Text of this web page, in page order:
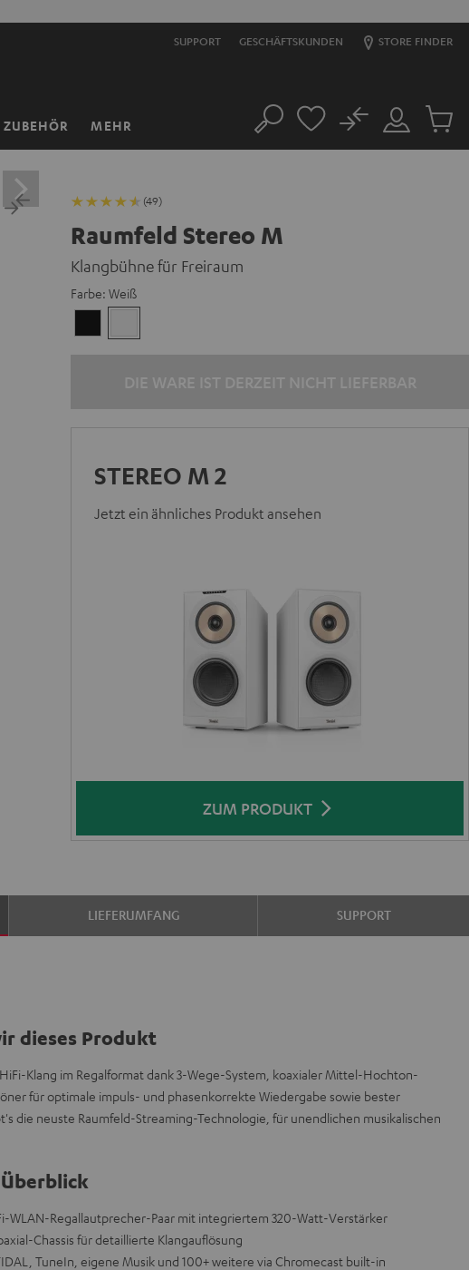
SUPPORT GESCHÄFTSKUNDEN STORE FINDER
ZUBEHÖR MEHR Suche
Mein
Konto
No
Artikel
(49)
Raumfeld Stereo M
Klangbühne für Freiraum
Farbe: Weiß
STEREO M 2
Jetzt ein ähnliches Produkt ansehen
ZUM PRODUKT
LIEFERUMFANG SUPPORT
dieses Produkt
Klang im Regalformat dank 3-Wege-System, koaxialer Mittel-Hochton-
für optimale impuls- und phasenkorrekte Wiedergabe sowie bester
die neuste Raumfeld-Streaming-Technologie, für unendlichen musikalischen
WLAN-Regallautprecher-Paar mit integriertem 320-Watt-Verstärker
Chassis für detaillierte Klangauflösung
TuneIn, eigene Musik und 100+ weitere via Chromecast built-in